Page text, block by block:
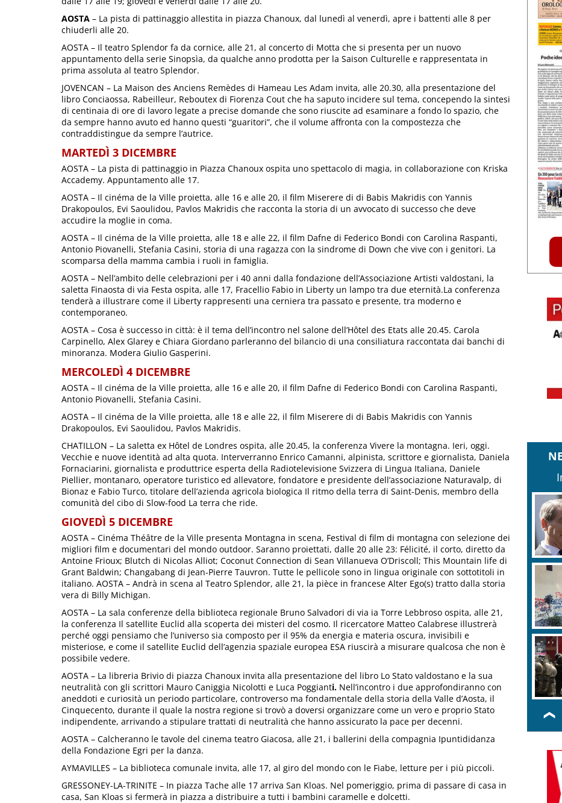
AOSTA – La pista di pattinaggio allestita in piazza Chanoux, dal lunedì al venerdì, apre i battenti alle 8 per
chiuderli alle 20.
AOSTA – Il teatro Splendor fa da cornice, alle 21, al concerto di Motta che si presenta per un nuovo
appuntamento della serie Sinopsìa, da qualche anno prodotta per la Saison Culturelle e rappresentata in
prima assoluta al teatro Splendor.
JOVENCAN – La Maison des Anciens Remèdes di Hameau Les Adam invita, alle 20.30, alla presentazione del
libro Conciaossa, Rabeilleur, Reboutex di Fiorenza Cout che ha saputo incidere sul tema, concependo la sintesi
di centinaia di ore di lavoro legate a precise domande che sono riuscite ad esaminare a fondo lo spazio, che
da sempre hanno avuto ed hanno questi “guaritori”, che il volume affronta con la compostezza che
contraddistingue da sempre l’autrice.
MARTEDÌ 3 DICEMBRE
AOSTA – La pista di pattinaggio in Piazza Chanoux ospita uno spettacolo di magia, in collaborazione con Kriska
Accademy. Appuntamento alle 17.
AOSTA – Il cinéma de la Ville proietta, alle 16 e alle 20, il film Miserere di di Babis Makridis con Yannis
Drakopoulos, Evi Saoulidou, Pavlos Makridis che racconta la storia di un avvocato di successo che deve
accudire la moglie in coma.
AOSTA – Il cinéma de la Ville proietta, alle 18 e alle 22, il film Dafne di Federico Bondi con Carolina Raspanti,
Antonio Piovanelli, Stefania Casini, storia di una ragazza con la sindrome di Down che vive con i genitori. La
scomparsa della mamma cambia i ruoli in famiglia.
AOSTA – Nell’ambito delle celebrazioni per i 40 anni dalla fondazione dell’Associazione Artisti valdostani, la
saletta Finaosta di via Festa ospita, alle 17, Fracellio Fabio in Liberty un lampo tra due eternità.La conferenza
tenderà a illustrare come il Liberty rappresenti una cerniera tra passato e presente, tra moderno e
contemporaneo.
AOSTA – Cosa è successo in città: è il tema dell’incontro nel salone dell’Hôtel des Etats alle 20.45. Carola
Carpinello, Alex Glarey e Chiara Giordano parleranno del bilancio di una consiliatura raccontata dai banchi di
minoranza. Modera Giulio Gasperini.
MERCOLEDÌ 4 DICEMBRE
AOSTA – Il cinéma de la Ville proietta, alle 16 e alle 20, il film Dafne di Federico Bondi con Carolina Raspanti,
Antonio Piovanelli, Stefania Casini.
AOSTA – Il cinéma de la Ville proietta, alle 18 e alle 22, il film Miserere di di Babis Makridis con Yannis
Drakopoulos, Evi Saoulidou, Pavlos Makridis.
CHATILLON – La saletta ex Hôtel de Londres ospita, alle 20.45, la conferenza Vivere la montagna. Ieri, oggi.
Vecchie e nuove identità ad alta quota. Interverranno Enrico Camanni, alpinista, scrittore e giornalista, Daniela
Fornaciarini, giornalista e produttrice esperta della Radiotelevisione Svizzera di Lingua Italiana, Daniele
Piellier, montanaro, operatore turistico ed allevatore, fondatore e presidente dell’associazione Naturavalp, di
Bionaz e Fabio Turco, titolare dell’azienda agricola biologica Il ritmo della terra di Saint-Denis, membro della
comunità del cibo di Slow-food La terra che ride.
GIOVEDÌ 5 DICEMBRE
AOSTA – Cinéma Théâtre de la Ville presenta Montagna in scena, Festival di film di montagna con selezione dei
migliori film e documentari del mondo outdoor. Saranno proiettati, dalle 20 alle 23: Félicité, il corto, diretto da
Antoine Frioux; Blutch di Nicolas Alliot; Coconut Connection di Sean Villanueva O’Driscoll; This Mountain life di
Grant Baldwin; Changabang di Jean-Pierre Tauvron. Tutte le pellicole sono in lingua originale con sottotitoli in
italiano. AOSTA – Andrà in scena al Teatro Splendor, alle 21, la pièce in francese Alter Ego(s) tratto dalla storia
vera di Billy Michigan.
AOSTA – La sala conferenze della biblioteca regionale Bruno Salvadori di via ia Torre Lebbroso ospita, alle 21,
la conferenza Il satellite Euclid alla scoperta dei misteri del cosmo. Il ricercatore Matteo Calabrese illustrerà
perché oggi pensiamo che l’universo sia composto per il 95% da energia e materia oscura, invisibili e
misteriose, e come il satellite Euclid dell’agenzia spaziale europea ESA riuscirà a misurare qualcosa che non è
possibile vedere.
AOSTA – La libreria Brivio di piazza Chanoux invita alla presentazione del libro Lo Stato valdostano e la sua
neutralità con gli scrittori Mauro Caniggia Nicolotti e Luca Poggianti. Nell’incontro i due approfondiranno con
aneddoti e curiosità un periodo particolare, controverso ma fondamentale della storia della Valle d’Aosta, il
Cinquecento, durante il quale la nostra regione si trovò a doversi organizzare come un vero e proprio Stato
indipendente, arrivando a stipulare trattati di neutralità che hanno assicurato la pace per decenni.
AOSTA – Calcheranno le tavole del cinema teatro Giacosa, alle 21, i ballerini della compagnia Ipuntididanza
della Fondazione Egri per la danza.
AYMAVILLES – La biblioteca comunale invita, alle 17, al giro del mondo con le Fiabe, letture per i più piccoli.
GRESSONEY-LA-TRINITE – In piazza Tache alle 17 arriva San Kloas. Nel pomeriggio, prima di passare di casa in
casa, San Kloas si fermerà in piazza a distribuire a tutti i bambini caramelle e dolcetti.
❮